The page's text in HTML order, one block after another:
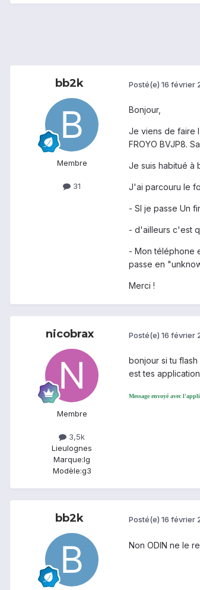
bb2k
Membre
31
Posté(e) 16 février
Bonjour,
Je viens de faire
FROYO BVJP8.
Je suis habitué à
J'ai parcouru le
- SI je passe Un
- d'ailleurs c'est
- Mon téléphone
passe en
Merci !
nicobrax
Membre
3,5k
Lieulognes
Marque:lg
Modèle:g3
Posté(e) 16 février
bonjour si tu
est tes
Message envoyé avec
bb2k Posté(e) 16 février
Non ODIN ne le